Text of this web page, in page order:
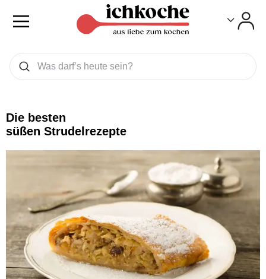
Was wollen Sie suchen
Suchen
Die besten
süßen Strudelrezepte